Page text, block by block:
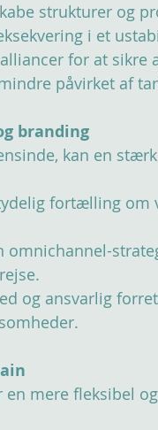
strukturer og
i et
for at sikre
påvirket af
branding
kan en
fortælling om
omnichannel-
og ansvarlig
mere fleksibel